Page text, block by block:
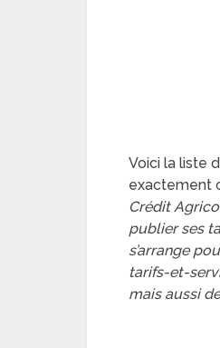
Voici la liste
exactement
Crédit
publier ses
s’arrange
tarifs-et-
mais aussi